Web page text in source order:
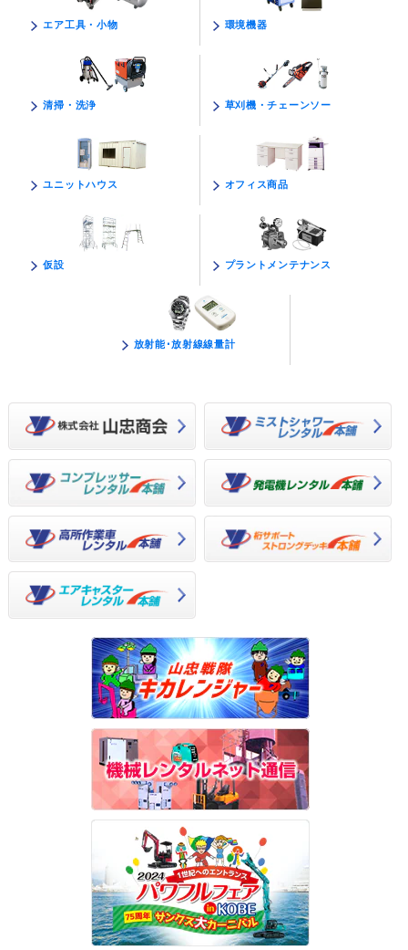
エア工具・小物 環境機器
清掃・洗浄 草刈機・チェーンソー
ユニットハウス オフィス商品
仮設 プラントメンテナンス
放射能･放射線線量計